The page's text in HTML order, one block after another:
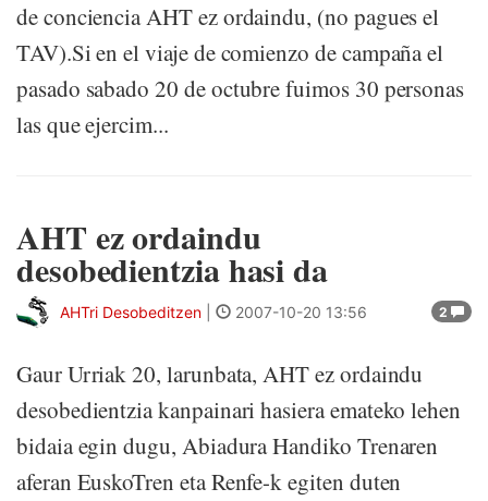
de conciencia AHT ez ordaindu, (no pagues el
TAV).Si en el viaje de comienzo de campaña el
pasado sabado 20 de octubre fuimos 30 personas
las que ejercim...
AHT ez ordaindu
desobedientzia hasi da
2
AHTri Desobeditzen 2007-10-20 13:56
Gaur Urriak 20, larunbata, AHT ez ordaindu
desobedientzia kanpainari hasiera emateko lehen
bidaia egin dugu, Abiadura Handiko Trenaren
aferan EuskoTren eta Renfe-k egiten duten